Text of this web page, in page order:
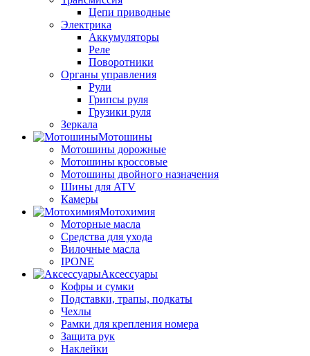
Цепи приводные
Электрика
Аккумуляторы
Реле
Поворотники
Органы управления
Рули
Грипсы руля
Грузики руля
Зеркала
Мотошины
Мотошины дорожные
Мотошины кроссовые
Мотошины двойного назначения
Шины для ATV
Камеры
Мотохимия
Моторные масла
Средства для ухода
Вилочные масла
IPONE
Аксессуары
Кофры и сумки
Подставки, трапы, подкаты
Чехлы
Рамки для крепления номера
Защита рук
Наклейки